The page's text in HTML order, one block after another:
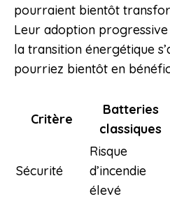
pourraient bientôt
Leur adoption
la transition énergétique
pourriez bientôt en
Critère
Batteries
classiques
Sécurité
Risque
d’incendie
élevé